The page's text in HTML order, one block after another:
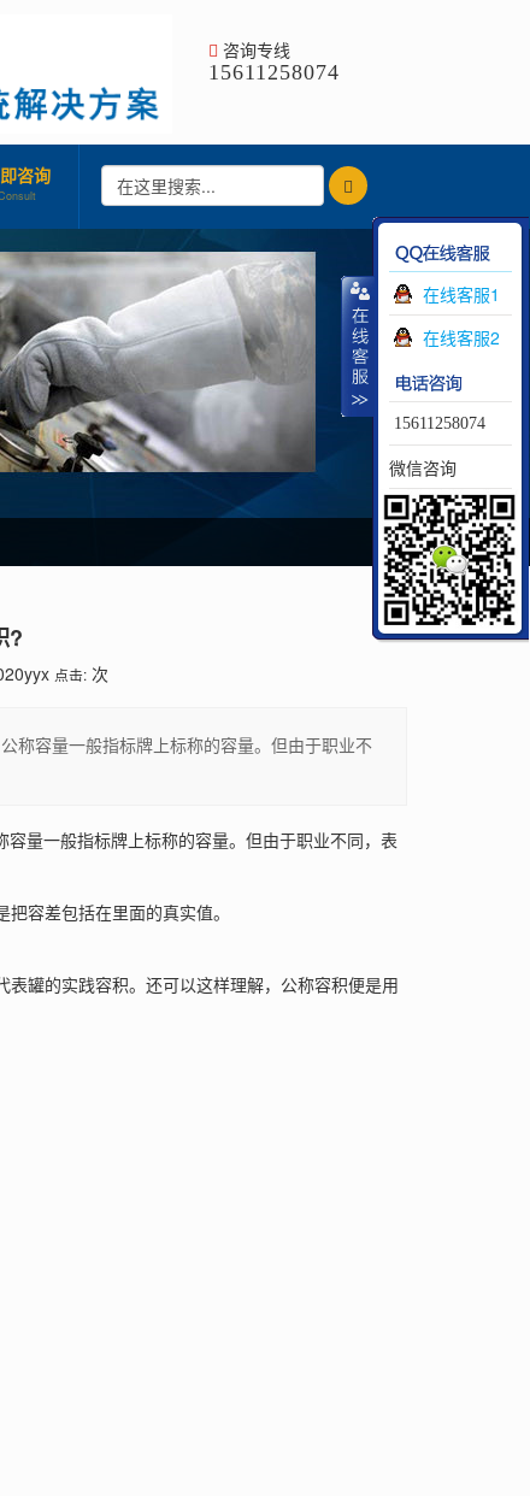
咨询专线
15611258074
咨询
?
点击: 次
称容量一般指标牌上标称的容量。但由于职业不
量一般指标牌上标称的容量。但由于职业不同，表
容差包括在里面的真实值。
罐的实践容积。还可以这样理解，公称容积便是用
在线客服1
在线客服2
15611258074
微信咨询